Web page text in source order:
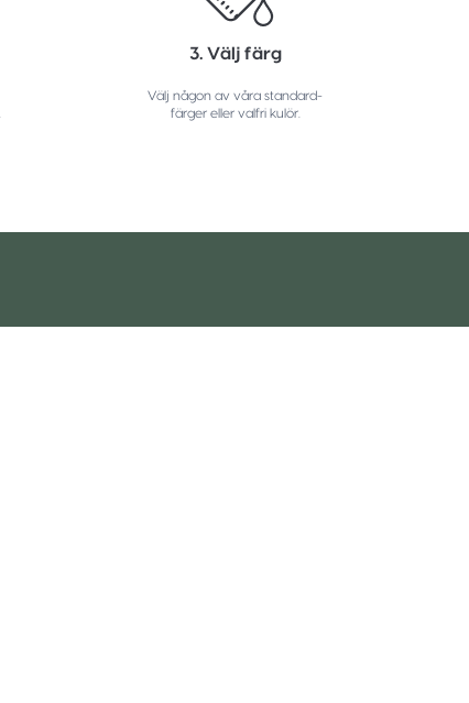
3. Välj färg
Välj någon av våra standard-
färger eller valfri kulör.